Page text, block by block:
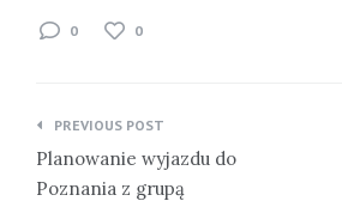
0 0
Nawigacja
wpisu
PREVIOUS POST
Planowanie wyjazdu do
Poznania z grupą